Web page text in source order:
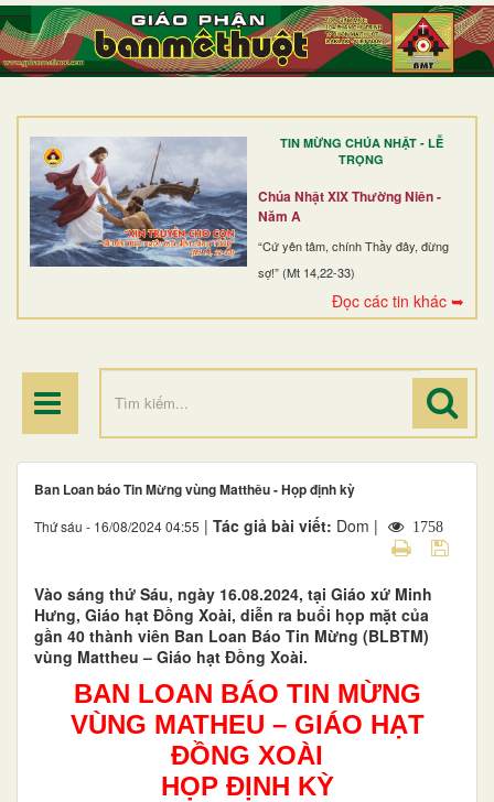
TIN MỪNG CHÚA NHẬT - LỄ
TRỌNG
Chúa Nhật XIX Thường Niên -
Năm A
“Cứ yên tâm, chính Thầy đây, đừng
sợ!” (Mt 14,22-33)
Đọc các tin khác ➥
TRANG NHẤT
GIỚI THIỆU
DÒNG TU
BAN MỤC VỤ
ĐOÀN THỂ CG
ĐIỂM HÀNH HƯƠNG
Ban Loan báo Tin Mừng vùng Matthêu - Họp định kỳ
Thứ sáu - 16/08/2024 04:55 | Tác giả bài viết: Dom | 1758
Vào sáng thứ Sáu, ngày 16.08.2024, tại Giáo xứ Minh
Hưng, Giáo hạt Đồng Xoài, diễn ra buổi họp mặt của
gần 40 thành viên Ban Loan Báo Tin Mừng (BLBTM)
vùng Mattheu – Giáo hạt Đồng Xoài.
BAN LOAN BÁO TIN MỪNG
VÙNG MATHEU – GIÁO HẠT
ĐỒNG XOÀI
HỌP ĐỊNH KỲ